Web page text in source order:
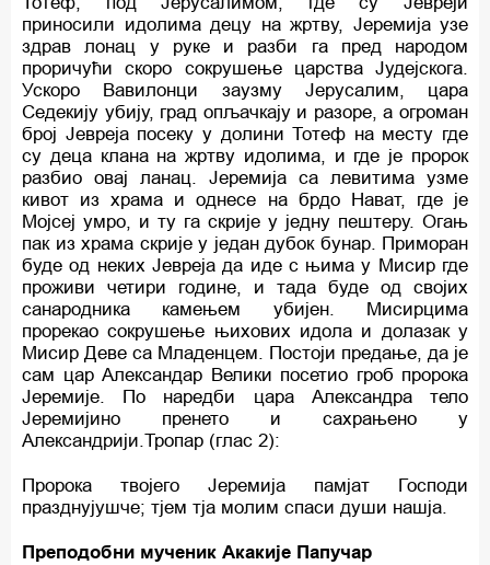
приносили идолима децу на жртву, Јеремија узе
здрав лонац у руке и разби га пред народом
проричући скоро сокрушење царства Јудејскога.
Ускоро Вавилонци заузму Јерусалим, цара
Седекију убију, град опљачкају и разоре, а огроман
број Јевреја посеку у долини Тотеф на месту где
су деца клана на жртву идолима, и где је пророк
разбио овај ланац. Јеремија са левитима узме
кивот из храма и однесе на брдо Нават, где је
Мојсеј умро, и ту га скрије у једну пештеру. Огањ
пак из храма скрије у један дубок бунар. Приморан
буде од неких Јевреја да иде с њима у Мисир где
проживи четири године, и тада буде од својих
санародника камењем убијен. Мисирцима
прорекао сокрушење њихових идола и долазак у
Мисир Деве са Младенцем. Постоји предање, да је
сам цар Александар Велики посетио гроб пророка
Јеремије. По наредби цара Александра тело
Јеремијино пренето и сахрањено у
Александрији.Тропар (глас 2):
Пророка твојего Јеремија памјат Господи
празднујушче; тјем тја молим спаси души нашја.
Преподобни мученик Акакије Папучар